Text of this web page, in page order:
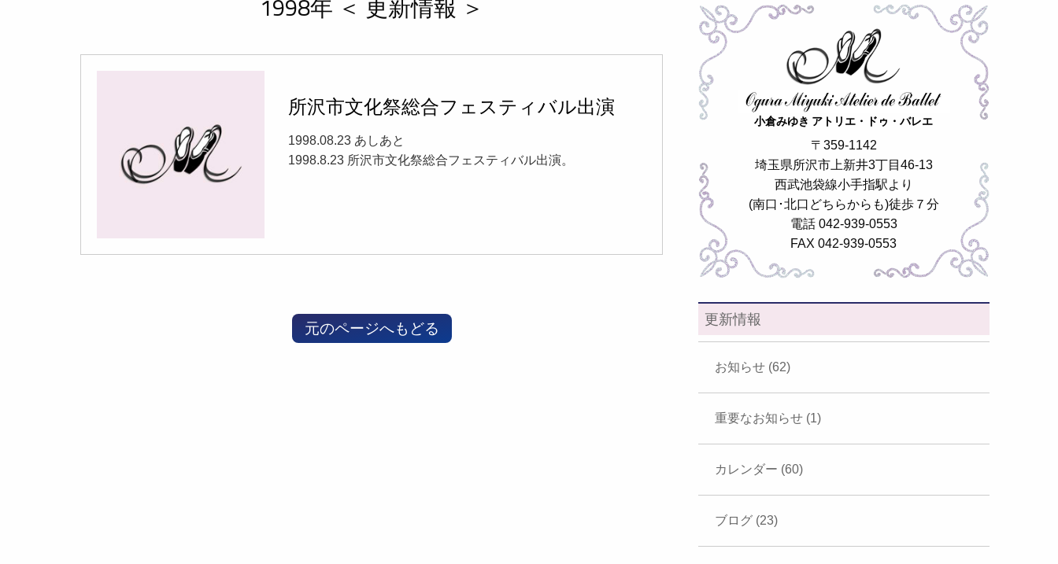
所沢市文化祭総合フェスティバル出演
1998.08.23 あしあと
1998.8.23 所沢市文化祭総合フェスティバル出演。
元のページへもどる
小倉みゆき アトリエ・ドゥ・バレエ
〒359-1142
埼玉県所沢市上新井3丁目46-13
西武池袋線小手指駅より
(南口･北口どちらからも)徒歩７分
電話 042-939-0553
FAX 042-939-0553
更新情報
お知らせ (62)
重要なお知らせ (1)
カレンダー (60)
ブログ (23)